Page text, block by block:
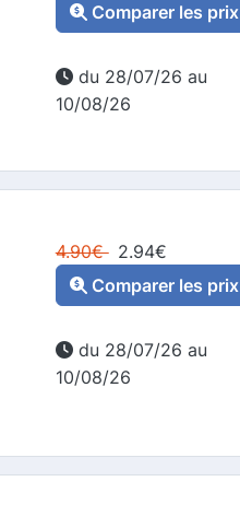
Comparer les prix
du 28/07/26 au
10/08/26
4.90€ 2.94€
Comparer les prix
du 28/07/26 au
10/08/26